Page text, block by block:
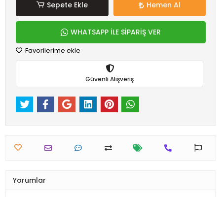
Sepete Ekle Hemen Al
WHATSAPP İLE SİPARİŞ VER
Favorilerime ekle
Güvenli Alışveriş
Yorumlar